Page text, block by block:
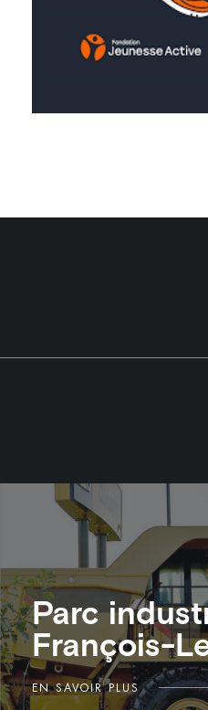
Parc
François-
EN SAVOIR PLUS